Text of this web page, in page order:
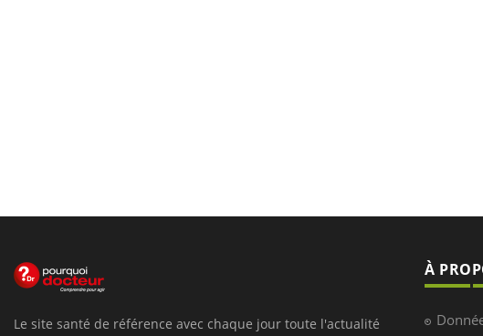
Le site santé de référence avec chaque jour toute l'actualité
À